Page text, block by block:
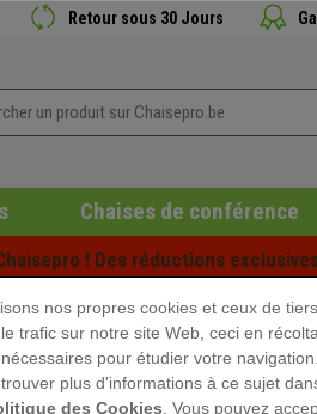
Retour sous 30 Jours
Chaises de conférence
! Des réductions
nos propres cookies et ceux de
trafic sur notre site Web, ceci en
pour étudier votre
plus d'informations à ce sujet
des Cookies . Vous pouvez